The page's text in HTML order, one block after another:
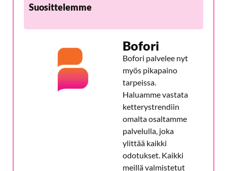
Suosittelemme
Bofori
Bofori palvelee nyt
myös pikapaino
tarpeissa.
Haluamme vastata
ketterystrendiin
omalta osaltamme
palvelulla, joka
ylittää kaikki
odotukset. Kaikki
meillä valmistetut